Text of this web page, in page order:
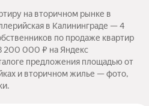
на вторичном рынке в
в Калининграде — 4
по продаже квартир
200 000 ₽ на Яндекс
предложения площадью от
и вторичном жилье — фото,